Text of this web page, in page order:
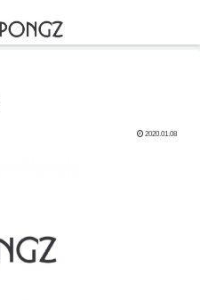
2020.01.08